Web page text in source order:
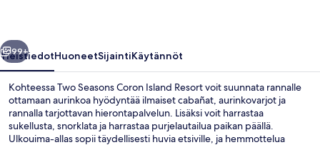
Seuraava
99+
YleistiedotHuoneetSijaintiKäytännöt
Kohteessa Two Seasons Coron Island Resort voit suunnata rannalle
ottamaan aurinkoa hyödyntää ilmaiset cabañat, aurinkovarjot ja
rannalla tarjottavan hierontapalvelun. Lisäksi voit harrastaa
sukellusta, snorklata ja harrastaa purjelautailua paikan päällä.
Ulkouima-allas sopii täydellisesti huvia etsiville, ja hemmottelua